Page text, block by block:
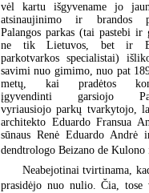
vėl kartu išgyvename jo
atsinaujinimo ir brandos
Palangos parkas (tai pastebi ir
ne tik Lietuvos, bet ir
parkotvarkos specialistai)
savimi nuo gimimo, nuo pat
metų, kai pradėtos
įgyvendinti garsiojo
vyriausiojo parkų tvarkytojo,
architekto Eduardo Fransua
sūnaus Renė Eduardo Andrė
dendtrologo Beizano de Kulono
Neabejotinai tvirtinama,
prasidėjo nuo nulio. Čia, tose